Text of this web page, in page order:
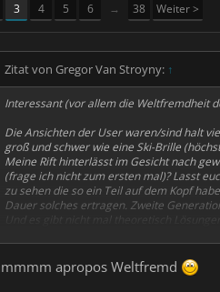
3 4 5 6 → 38 Weiter >
Zitat von Gregor Van Stroyny: ↑
Interessant (vor allem die Weltfremdheit
Die Ansichten der User waren/sind halt
groß und schwer wie eine Ski-Brille
Meine Rift hinterlässt im Gesicht nach
(frage ich nicht zum ersten mal)? Lasst
zu sehen die so ein Teil auf dem Kopf
Dauer solches ertragen. Zweite
Und es gibt nicht mal theoretisch
versorgen sollen, wo die Holo-Linsen (so
Wo ist der echte Bedarf nach "jeder
Schule, Bildung wird hier (erst mal) auch
apropos Weltfremd